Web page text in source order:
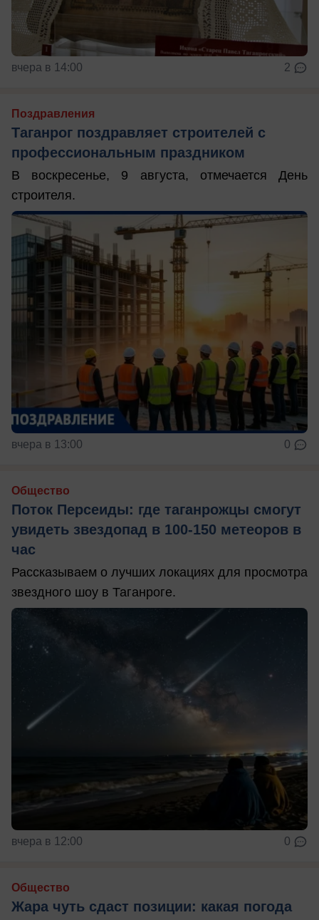
вчера в 14:00 2
Поздравления
Таганрог поздравляет строителей с
профессиональным праздником
В воскресенье, 9 августа, отмечается День
строителя.
вчера в 13:00 0
Общество
Поток Персеиды: где таганрожцы смогут
увидеть звездопад в 100-150 метеоров в
час
Рассказываем о лучших локациях для просмотра
звездного шоу в Таганроге.
вчера в 12:00 0
Общество
Жара чуть сдаст позиции: какая погода